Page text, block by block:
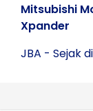
Mitsubishi
Xpander
JBA - Sejak